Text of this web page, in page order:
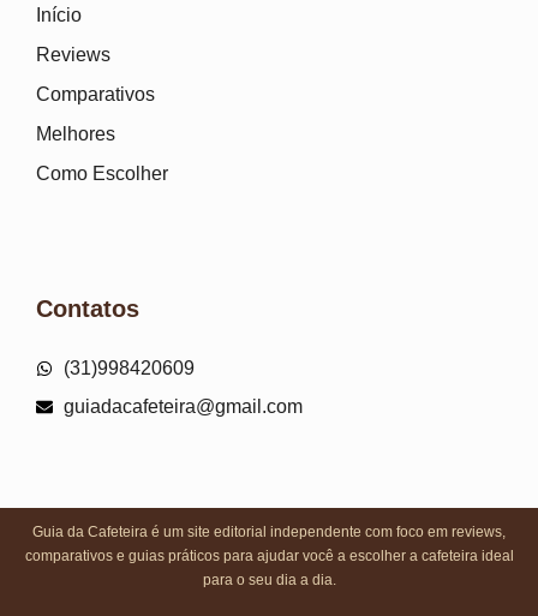
Início
Reviews
Comparativos
Melhores
Como Escolher
Contatos
(31)998420609
guiadacafeteira@gmail.com
Guia da Cafeteira é um site editorial independente com foco em reviews,
comparativos e guias práticos para ajudar você a escolher a cafeteira ideal
para o seu dia a dia.